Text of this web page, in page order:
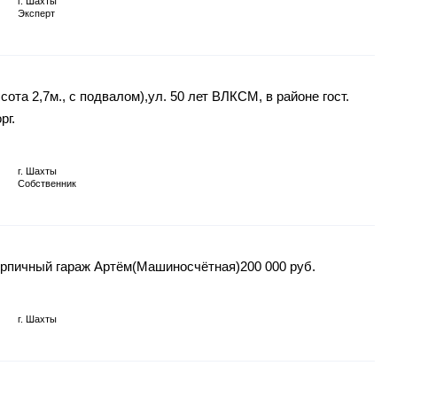
Эксперт
2,7м., с подвалом),ул. 50 лет ВЛКСМ, в районе гост.
г. Шахты
Собственник
гараж Артём(Машиносчётная)200 000 руб.
г. Шахты